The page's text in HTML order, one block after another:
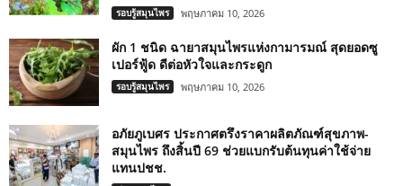
รอบรู้สมุนไพร พฤษภาคม 10, 2026
ผัก 1 ชนิด ฉายาสมุนไพรแห่งกามารมณ์ สุดยอดซู
เปอร์ฟู้ด ดีต่อหัวใจและกระดูก
รอบรู้สมุนไพร พฤษภาคม 10, 2026
อภัยภูเบศร ประกาศตรึงราคาผลิตภัณฑ์สุขภาพ-
สมุนไพร ถึงสิ้นปี 69 ช่วยแบกรับต้นทุนค่าใช้จ่าย
แทนปชช.